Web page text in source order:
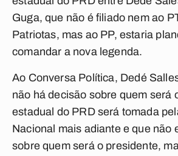
Guga, que não é filiado nem ao
Patriotas, mas ao PP, estaria
comandar a nova legenda.
Ao Conversa Política, Dedé
não há decisão sobre quem será
estadual do PRD será tomada
Nacional mais adiante e que não
sobre quem será o presidente,